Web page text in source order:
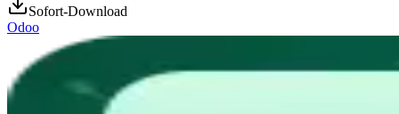
Sofort-Download
Odoo